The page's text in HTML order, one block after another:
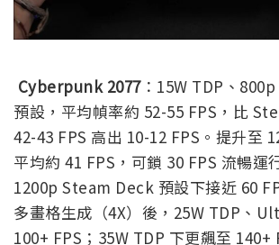
Cyberpunk 2077：15W TDP、
預設，平均幀率約 52-55 FPS，比
42-43 FPS 高出 10-12 FPS。提升至
平均約 41 FPS，可鎖 30 FPS 流暢運
1200p Steam Deck 預設下接近 60
多畫格生成（4X）後，25W TDP、
100+ FPS；35W TDP 下更飆至 140+